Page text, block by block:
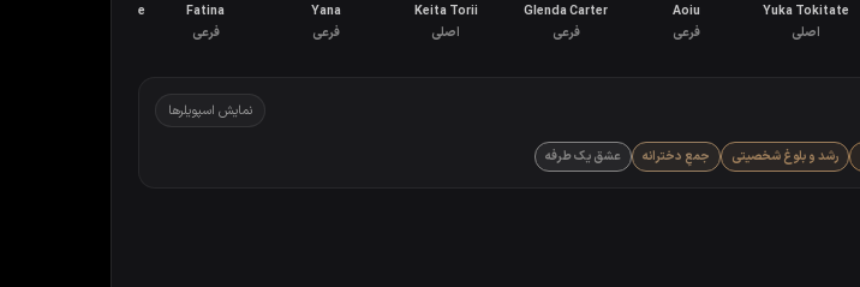
Yuka Tokitate
اصلی
Aoiu
فرعی
Glenda Carter
فرعی
Keita Torii
اصلی
Yana
فرعی
Fatina
فرعی
Kahabel no Musume
نمایش اسپویلرها
رشد و بلوغ شخصیتی جمعِ دخترانه عشق یک طرفه